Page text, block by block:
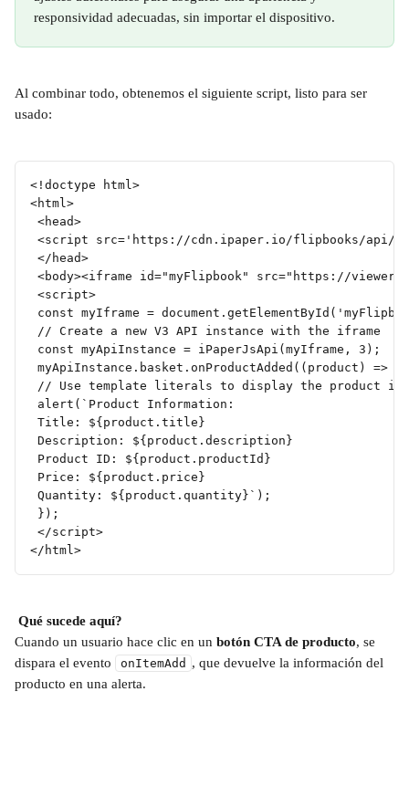
responsividad adecuadas, sin importar el dispositivo.
Al combinar todo, obtenemos el siguiente script, listo para ser
usado:
<!doctype html>
<html>
<head>
<script src='https://cdn.ipaper.io/flipbooks/api/
</head>
<body><iframe id="myFlipbook" src="https://
<script>
const myIframe =
// Create a new V3 API instance with the iframe
const myApiInstance = iPaperJsApi(myIframe, 3);
myApiInstance.basket.onProductAdded((product) => {
// Use template literals to display the product
alert(`Product Information:
Title: ${product.title}
Description: ${product.description}
Product ID: ${product.productId}
Price: ${product.price}
Quantity: ${product.quantity}`);
});
</script>
</html>
Qué sucede aquí?
Cuando un usuario hace clic en un botón CTA de producto, se
dispara el evento
onItemAdd , que devuelve la información del
producto en una alerta.